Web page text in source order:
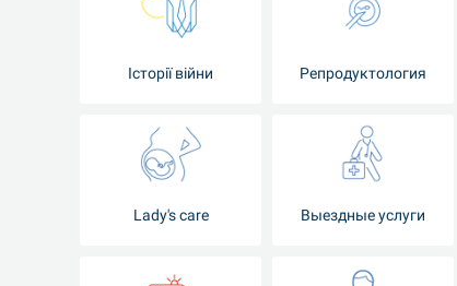
Iсторії війни Репродуктология
Lady's care Выездные услуги